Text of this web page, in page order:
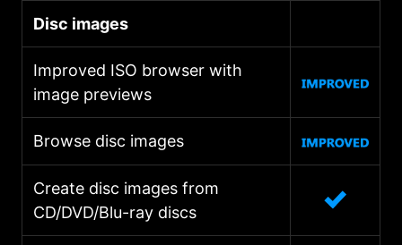
Disc images
Improved ISO browser with
image previews
Browse disc images
Create disc images from
CD/DVD/Blu-ray discs